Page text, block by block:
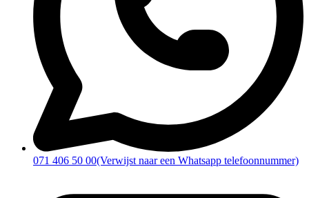
071 406 50 00(Verwijst naar een Whatsapp telefoonnummer)